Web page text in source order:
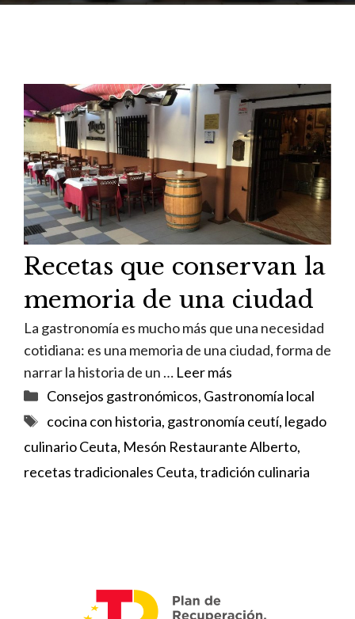
Recetas que conservan la
memoria de una ciudad
La gastronomía es mucho más que una necesidad
cotidiana: es una memoria de una ciudad, forma de
narrar la historia de un … Leer más
Categorías
Consejos gastronómicos, Gastronomía local
Etiquetas
cocina con historia, gastronomía ceutí, legado
culinario Ceuta, Mesón Restaurante Alberto,
recetas tradicionales Ceuta,tradición culinaria